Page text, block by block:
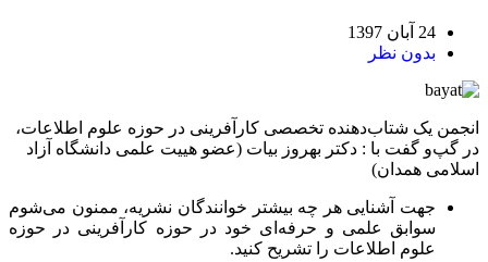
24 آبان 1397
بدون نظر
انجمن یک شتاب‌دهنده تخصصی کارآفرینی در حوزه علوم اطلاعات،
در گپ‌و گفت با : دکتر بهروز بیات (عضو هییت علمی دانشگاه آزاد
اسلامی همدان)
جهت آشنایی هر چه بیشتر خوانندگان نشریه، ممنون می‌شوم
سوابق علمی و حرفه‌ای خود در حوزه کارآفرینی در حوزه
علوم اطلاعات را تشریح کنید.